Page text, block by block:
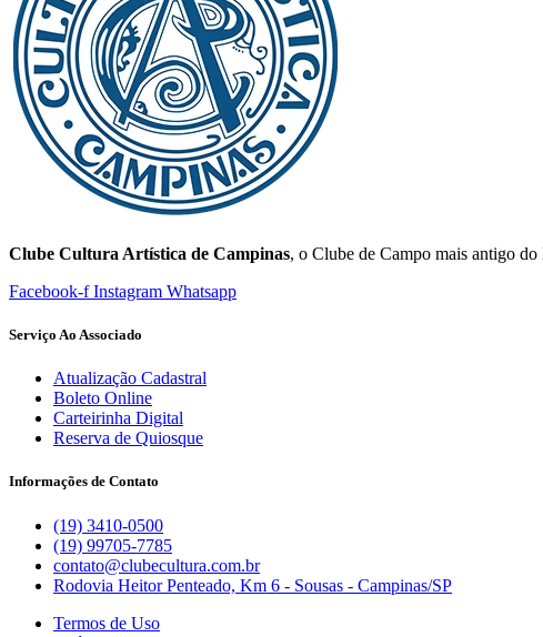
Clube Cultura Artística de Campinas, o Clube de Campo mais antigo do
Facebook-f Instagram Whatsapp
Serviço Ao Associado
Atualização Cadastral
Boleto Online
Carteirinha Digital
Reserva de Quiosque
Informações de Contato
(19) 3410-0500
(19) 99705-7785
contato@clubecultura.com.br
Rodovia Heitor Penteado, Km 6 - Sousas - Campinas/SP
Termos de Uso